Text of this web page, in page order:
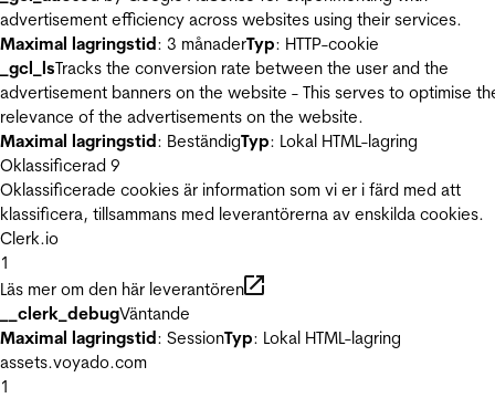
advertisement efficiency across websites using their services.
Maximal lagringstid: 3 månaderTyp: HTTP-cookie
_gcl_lsTracks the conversion rate between the user and the
advertisement banners on the website - This serves to optimise
relevance of the advertisements on the website.
Maximal lagringstid: BeständigTyp: Lokal HTML-lagring
Oklassificerad 9
Oklassificerade cookies är information som vi er i färd med att
klassificera, tillsammans med leverantörerna av enskilda cookies.
Clerk.io
1
Läs mer om den här leverantören
__clerk_debugVäntande
Maximal lagringstid: SessionTyp: Lokal HTML-lagring
assets.voyado.com
1